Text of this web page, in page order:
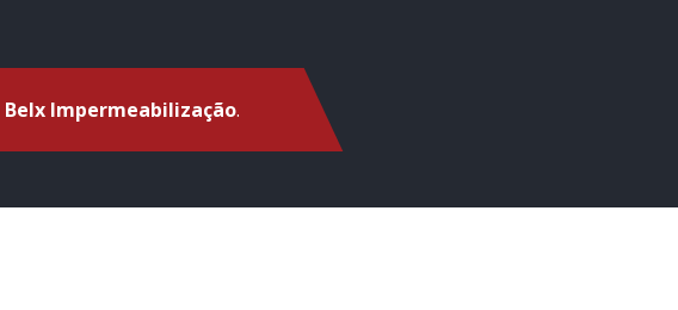
Belx Impermeabilização.